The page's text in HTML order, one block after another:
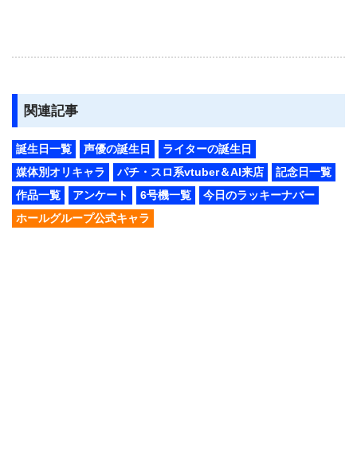
関連記事
誕生日一覧 声優の誕生日
ライターの誕生日
媒体別オリキャラ
パチ・スロ系vtuber＆AI来店
記念日一覧
作品一覧
アンケート 6号機一覧
今日のラッキーナバー
ホールグループ公式キャラ